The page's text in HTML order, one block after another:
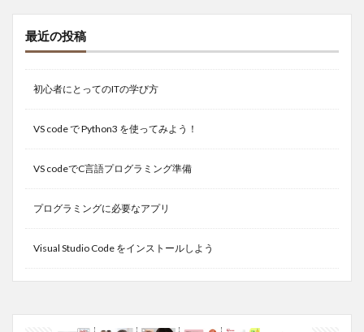
最近の投稿
初心者にとってのITの学び方
VS code で Python3 を使ってみよう！
VS codeでC言語プログラミング準備
プログラミングに必要なアプリ
Visual Studio Code をインストールしよう